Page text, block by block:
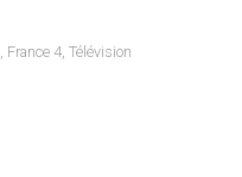
France 4 ,Télévision